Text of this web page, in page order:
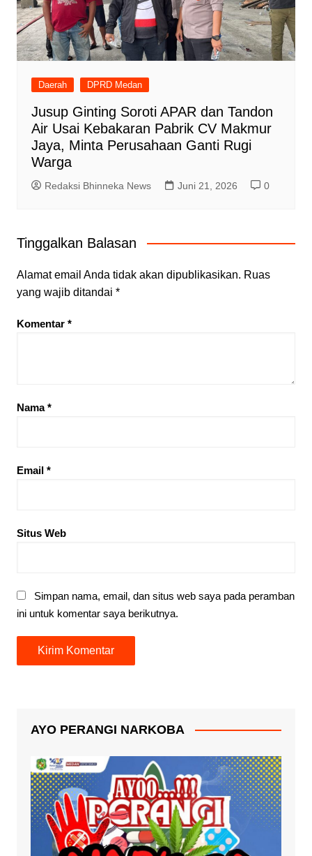
Daerah DPRD Medan
Jusup Ginting Soroti APAR dan Tandon
Air Usai Kebakaran Pabrik CV Makmur
Jaya, Minta Perusahaan Ganti Rugi
Warga
Redaksi Bhinneka News Juni 21, 2026 0
Tinggalkan Balasan
Alamat email Anda tidak akan dipublikasikan. Ruas
yang wajib ditandai *
Komentar *
Nama*
Email *
Situs Web
Simpan nama, email, dan situs web saya pada peramban
ini untuk komentar saya berikutnya.
AYO PERANGI NARKOBA